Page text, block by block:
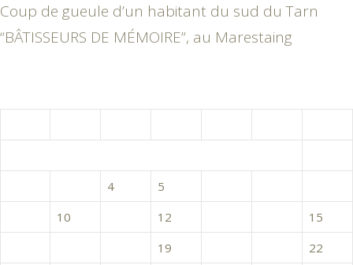
Coup de gueule d’un habitant du sud du Tarn
“BÂTISSEURS DE MÉMOIRE”, au Marestaing
4 5
10 12
15
19
22